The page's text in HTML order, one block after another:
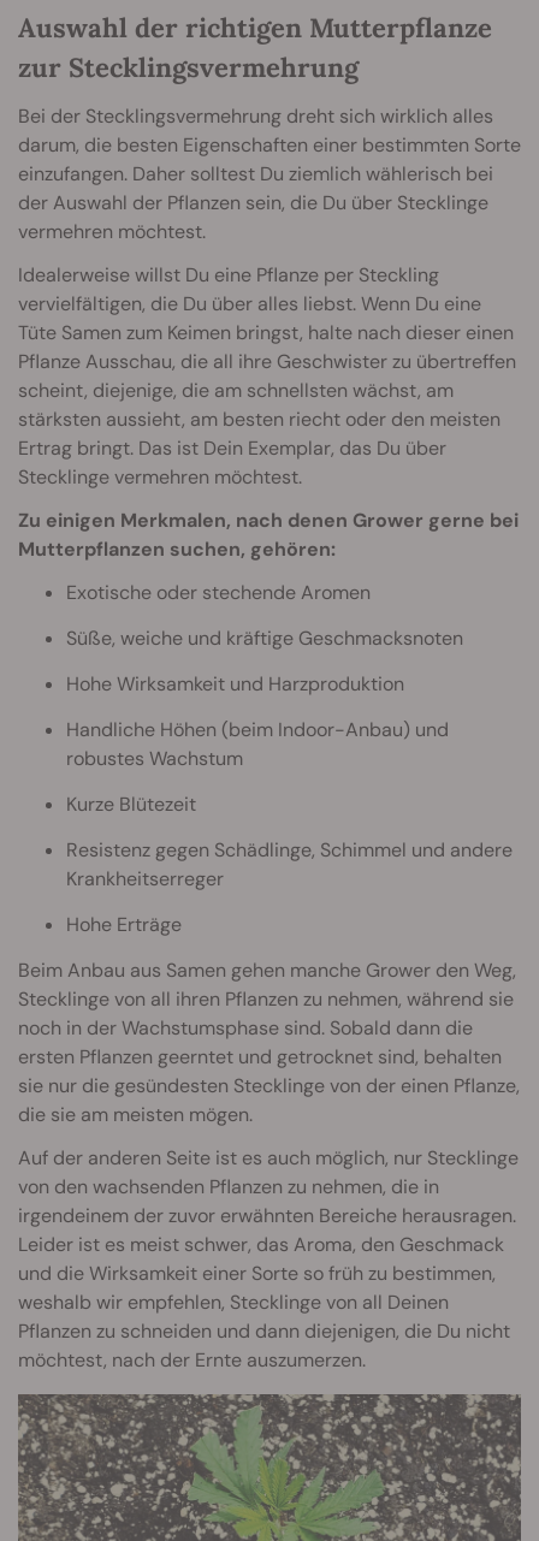
Auswahl der richtigen Mutterpflanze
zur Stecklingsvermehrung
Bei der Stecklingsvermehrung dreht sich wirklich alles
darum, die besten Eigenschaften einer bestimmten Sorte
einzufangen. Daher solltest Du ziemlich wählerisch bei
der Auswahl der Pflanzen sein, die Du über Stecklinge
vermehren möchtest.
Idealerweise willst Du eine Pflanze per Steckling
vervielfältigen, die Du über alles liebst. Wenn Du eine
Tüte Samen zum Keimen bringst, halte nach dieser einen
Pflanze Ausschau, die all ihre Geschwister zu übertreffen
scheint, diejenige, die am schnellsten wächst, am
stärksten aussieht, am besten riecht oder den meisten
Ertrag bringt. Das ist Dein Exemplar, das Du über
Stecklinge vermehren möchtest.
Zu einigen Merkmalen, nach denen Grower gerne bei
Mutterpflanzen suchen, gehören:
Exotische oder stechende Aromen
Süße, weiche und kräftige Geschmacksnoten
Hohe Wirksamkeit und Harzproduktion
Handliche Höhen (beim Indoor-Anbau) und
robustes Wachstum
Kurze Blütezeit
Resistenz gegen Schädlinge, Schimmel und andere
Krankheitserreger
Hohe Erträge
Beim Anbau aus Samen gehen manche Grower den Weg,
Stecklinge von all ihren Pflanzen zu nehmen, während sie
noch in der Wachstumsphase sind. Sobald dann die
ersten Pflanzen geerntet und getrocknet sind, behalten
sie nur die gesündesten Stecklinge von der einen Pflanze,
die sie am meisten mögen.
Auf der anderen Seite ist es auch möglich, nur Stecklinge
von den wachsenden Pflanzen zu nehmen, die in
irgendeinem der zuvor erwähnten Bereiche herausragen.
Leider ist es meist schwer, das Aroma, den Geschmack
und die Wirksamkeit einer Sorte so früh zu bestimmen,
weshalb wir empfehlen, Stecklinge von all Deinen
Pflanzen zu schneiden und dann diejenigen, die Du nicht
möchtest, nach der Ernte auszumerzen.